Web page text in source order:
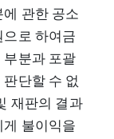
관한 공소
로 하여금
부분과 포괄
단할 수 없
재판의 결과
불이익을